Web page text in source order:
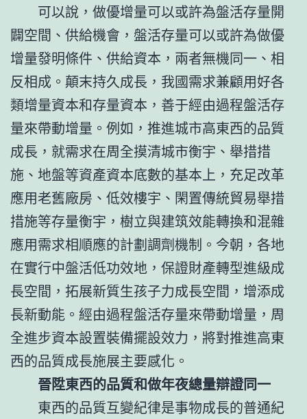
可以說，做優增量可以或許為盤活存量開
闢空間、供給機會，盤活存量可以或許為做優
增量發明條件、供給資本，兩者無機同一、相
反相成。顛末持久成長，我國需求兼顧用好各
類增量資本和存量資本，善于經由過程盤活存
量來帶動增量。例如，推進城市高東西的品質
成長，就需求在周全摸清城市衡宇、舉措措
施、地盤等資產資本底數的基本上，充足改革
應用老舊廠房、低效樓宇、閑置傳統貿易舉措
措施等存量衡宇，樹立與建筑效能轉換和混雜
應用需求相順應的計劃調劑機制。今朝，各地
在實行中盤活低功效地，保證財產轉型進級成
長空間，拓展新質生孩子力成長空間，增添成
長新動能。經由過程盤活存量來帶動增量，周
全進步資本設置裝備擺設效力，將對推進高東
西的品質成長施展主要感化。
晉陞東西的品質和做年夜總量辯證同一
東西的品質互變紀律是事物成長的普通紀